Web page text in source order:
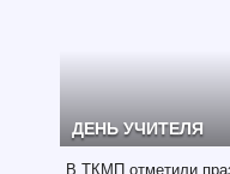
ДЕНЬ УЧИТЕЛЯ
В ТКМП отметили